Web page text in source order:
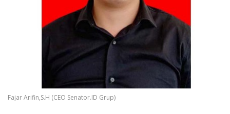
Fajar Arifin,S.H (CEO Senator.ID Grup)